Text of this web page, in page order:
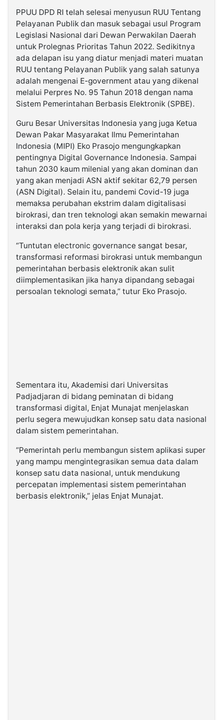
PPUU DPD RI telah selesai menyusun RUU Tentang
Pelayanan Publik dan masuk sebagai usul Program
Legislasi Nasional dari Dewan Perwakilan Daerah
untuk Prolegnas Prioritas Tahun 2022. Sedikitnya
ada delapan isu yang diatur menjadi materi muatan
RUU tentang Pelayanan Publik yang salah satunya
adalah mengenai E-government atau yang dikenal
melalui Perpres No. 95 Tahun 2018 dengan nama
Sistem Pemerintahan Berbasis Elektronik (SPBE).
Guru Besar Universitas Indonesia yang juga Ketua
Dewan Pakar Masyarakat Ilmu Pemerintahan
Indonesia (MIPI) Eko Prasojo mengungkapkan
pentingnya Digital Governance Indonesia. Sampai
tahun 2030 kaum milenial yang akan dominan dan
yang akan menjadi ASN aktif sekitar 62,79 persen
(ASN Digital). Selain itu, pandemi Covid-19 juga
memaksa perubahan ekstrim dalam digitalisasi
birokrasi, dan tren teknologi akan semakin mewarnai
interaksi dan pola kerja yang terjadi di birokrasi.
“Tuntutan electronic governance sangat besar,
transformasi reformasi birokrasi untuk membangun
pemerintahan berbasis elektronik akan sulit
diimplementasikan jika hanya dipandang sebagai
persoalan teknologi semata,” tutur Eko Prasojo.
Sementara itu, Akademisi dari Universitas
Padjadjaran di bidang peminatan di bidang
transformasi digital, Enjat Munajat menjelaskan
perlu segera mewujudkan konsep satu data nasional
dalam sistem pemerintahan.
“Pemerintah perlu membangun sistem aplikasi super
yang mampu mengintegrasikan semua data dalam
konsep satu data nasional, untuk mendukung
percepatan implementasi sistem pemerintahan
berbasis elektronik,” jelas Enjat Munajat.